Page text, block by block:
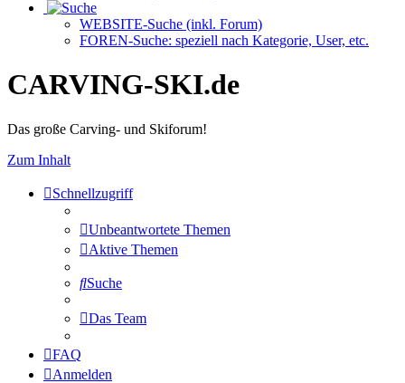
WEBSITE-Suche (inkl. Forum)
FOREN-Suche: speziell nach Kategorie, User, etc.
CARVING-SKI.de
Das große Carving- und Skiforum!
Zum Inhalt
Schnellzugriff
Unbeantwortete Themen
Aktive Themen
Suche
Das Team
FAQ
Anmelden